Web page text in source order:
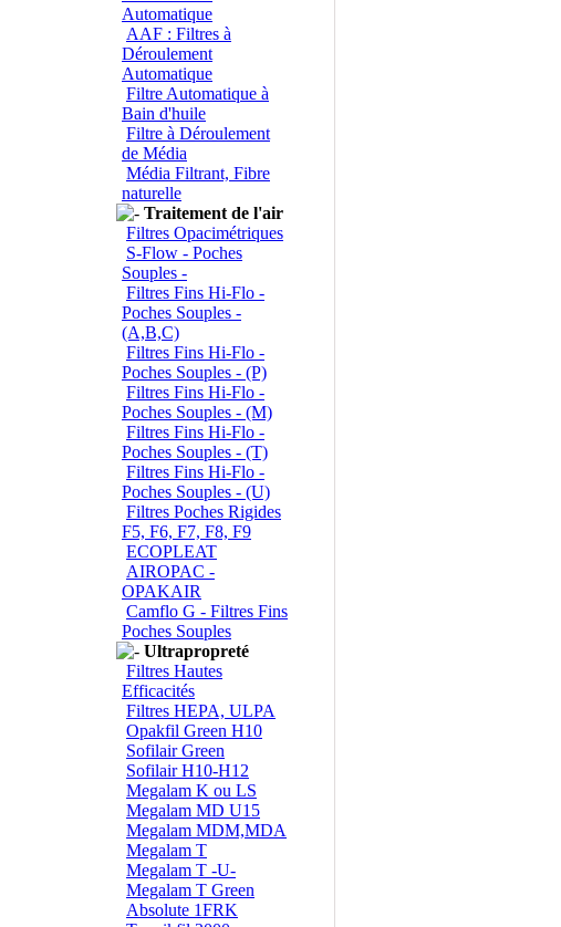
Automatique
AAF : Filtres à
Déroulement
Automatique
Filtre Automatique à
Bain d'huile
Filtre à Déroulement
de Média
Média Filtrant, Fibre
naturelle
Traitement de l'air
Filtres Opacimétriques
S-Flow - Poches
Souples -
Filtres Fins Hi-Flo -
Poches Souples -
(A,B,C)
Filtres Fins Hi-Flo -
Poches Souples - (P)
Filtres Fins Hi-Flo -
Poches Souples - (M)
Filtres Fins Hi-Flo -
Poches Souples - (T)
Filtres Fins Hi-Flo -
Poches Souples - (U)
Filtres Poches Rigides
F5, F6, F7, F8, F9
ECOPLEAT
AIROPAC -
OPAKAIR
Camflo G - Filtres Fins
Poches Souples
Ultrapropreté
Filtres Hautes
Efficacités
Filtres HEPA, ULPA
Opakfil Green H10
Sofilair Green
Sofilair H10-H12
Megalam K ou LS
Megalam MD U15
Megalam MDM,MDA
Megalam T
Megalam T -U-
Megalam T Green
Absolute 1FRK